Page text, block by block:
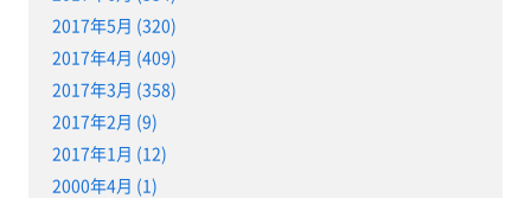
2017年5月 (320)
2017年4月 (409)
2017年3月 (358)
2017年2月 (9)
2017年1月 (12)
2000年4月 (1)